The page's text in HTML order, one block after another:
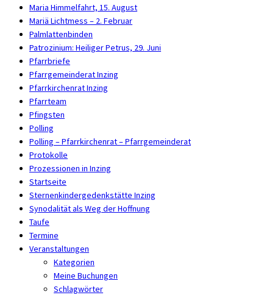
Maria Himmelfahrt, 15. August
Mariä Lichtmess – 2. Februar
Palmlattenbinden
Patrozinium: Heiliger Petrus, 29. Juni
Pfarrbriefe
Pfarrgemeinderat Inzing
Pfarrkirchenrat Inzing
Pfarrteam
Pfingsten
Polling
Polling – Pfarrkirchenrat – Pfarrgemeinderat
Protokolle
Prozessionen in Inzing
Startseite
Sternenkindergedenkstätte Inzing
Synodalität als Weg der Hoffnung
Taufe
Termine
Veranstaltungen
Kategorien
Meine Buchungen
Schlagwörter